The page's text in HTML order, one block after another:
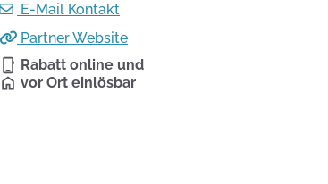
E-Mail Kontakt
Partner Website
Rabatt online und
vor Ort einlösbar